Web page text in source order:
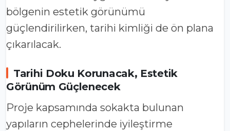
bölgenin estetik görünümü
güçlendirilirken, tarihi kimliği de ön plana
çıkarılacak.
Tarihi Doku Korunacak, Estetik
Görünüm Güçlenecek
Proje kapsamında sokakta bulunan
yapıların cephelerinde iyileştirme